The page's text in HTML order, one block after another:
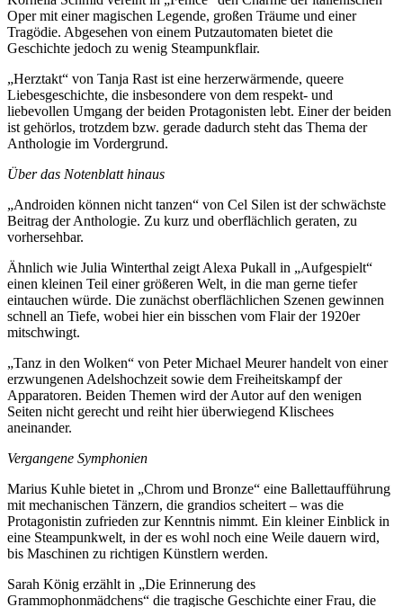
Oper mit einer magischen Legende, großen Träume und einer
Tragödie. Abgesehen von einem Putzautomaten bietet die
Geschichte jedoch zu wenig Steampunkflair.
„Herztakt“ von Tanja Rast ist eine herzerwärmende, queere
Liebesgeschichte, die insbesondere von dem respekt- und
liebevollen Umgang der beiden Protagonisten lebt. Einer der beiden
ist gehörlos, trotzdem bzw. gerade dadurch steht das Thema der
Anthologie im Vordergrund.
Über das Notenblatt hinaus
„Androiden können nicht tanzen“ von Cel Silen ist der schwächste
Beitrag der Anthologie. Zu kurz und oberflächlich geraten, zu
vorhersehbar.
Ähnlich wie Julia Winterthal zeigt Alexa Pukall in „Aufgespielt“
einen kleinen Teil einer größeren Welt, in die man gerne tiefer
eintauchen würde. Die zunächst oberflächlichen Szenen gewinnen
schnell an Tiefe, wobei hier ein bisschen vom Flair der 1920er
mitschwingt.
„Tanz in den Wolken“ von Peter Michael Meurer handelt von einer
erzwungenen Adelshochzeit sowie dem Freiheitskampf der
Apparatoren. Beiden Themen wird der Autor auf den wenigen
Seiten nicht gerecht und reiht hier überwiegend Klischees
aneinander.
Vergangene Symphonien
Marius Kuhle bietet in „Chrom und Bronze“ eine Ballettaufführung
mit mechanischen Tänzern, die grandios scheitert – was die
Protagonistin zufrieden zur Kenntnis nimmt. Ein kleiner Einblick in
eine Steampunkwelt, in der es wohl noch eine Weile dauern wird,
bis Maschinen zu richtigen Künstlern werden.
Sarah König erzählt in „Die Erinnerung des
Grammophonmädchens“ die tragische Geschichte einer Frau, die